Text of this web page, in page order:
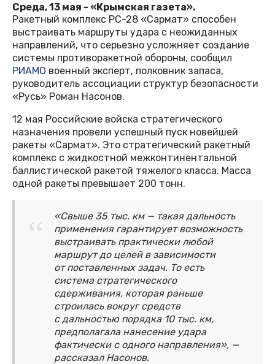
Среда, 13 мая - «Крымская газета».
Ракетный комплекс РС-28 «Сармат» способен
выстраивать маршруты удара с неожиданных
направлений, что серьезно усложняет создание
системы противоракетной обороны, сообщил
РИАМО военный эксперт, полковник запаса,
руководитель ассоциации структур безопасности
«Русь» Роман Насонов.
12 мая Российские войска стратегического
назначения провели успешный пуск новейшей
ракеты «Сармат». Это стратегический ракетный
комплекс с жидкостной межконтинентальной
баллистической ракетой тяжелого класса. Масса
одной ракеты превышает 200 тонн.
«Свыше 35 тыс. км — такая дальность
применения гарантирует возможность
выстраивать практически любой
маршрут до целей в зависимости
от поставленных задач. То есть
система стратегического
сдерживания, которая раньше
строилась вокруг средств
с дальностью порядка 10 тыс. км,
предполагала нанесение удара
фактически с одного направления», —
рассказал Насонов.